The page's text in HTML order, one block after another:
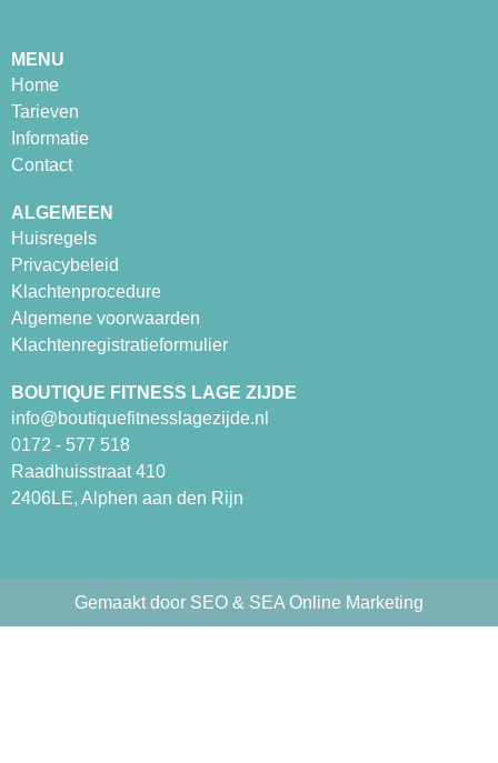
MENU
Home
Tarieven
Informatie
Contact
ALGEMEEN
Huisregels
Privacybeleid
Klachtenprocedure
Algemene voorwaarden
Klachtenregistratieformulier
BOUTIQUE FITNESS LAGE ZIJDE
info@boutiquefitnesslagezijde.nl
0172 - 577 518
Raadhuisstraat 410
2406LE, Alphen aan den Rijn
Gemaakt door SEO & SEA Online Marketing